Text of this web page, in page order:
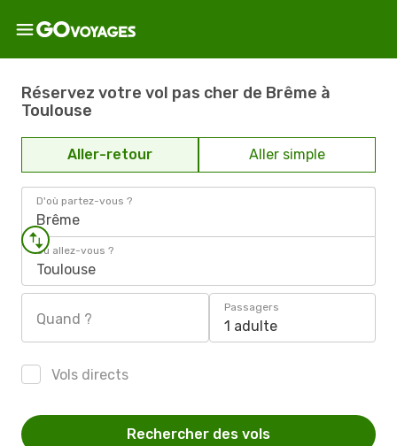
Réservez votre vol pas cher de Brême à
Toulouse
Aller-retour Aller simple
D'où partez-vous ?
Brême
Où allez-vous ?
Toulouse
Quand ?
Passagers
1 adulte
Vols directs
Rechercher des vols